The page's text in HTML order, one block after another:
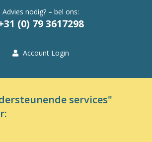
Advies nodig? – bel ons:
(0) 79 3617298
Account Login
services"